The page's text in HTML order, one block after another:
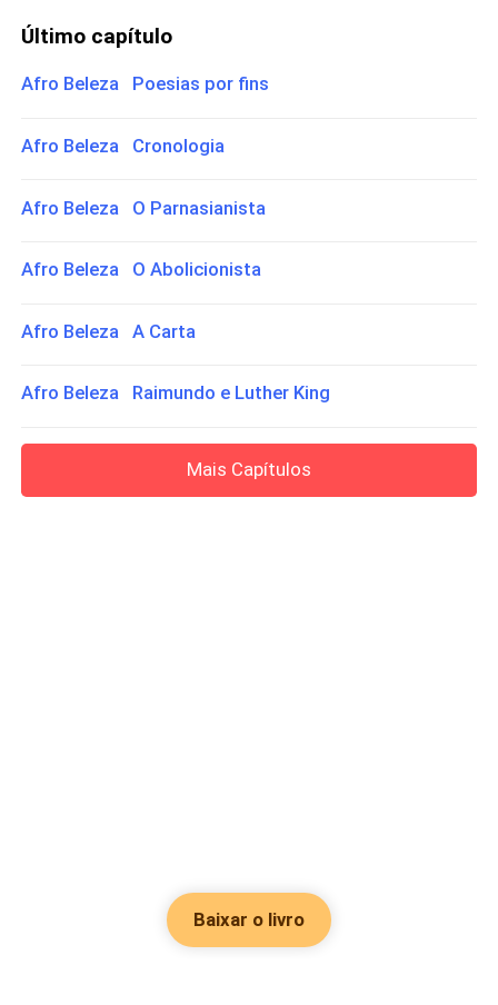
Último capítulo
Afro Beleza Poesias por fins
Afro Beleza Cronologia
Afro Beleza O Parnasianista
Afro Beleza O Abolicionista
Afro Beleza A Carta
Afro Beleza Raimundo e Luther King
Mais Capítulos
Baixar o livro